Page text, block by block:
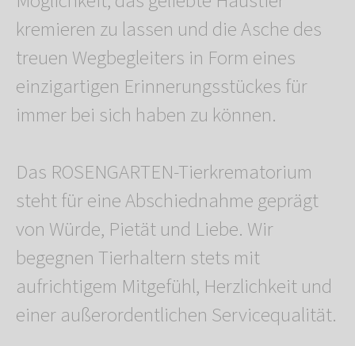
kremieren zu lassen und die Asche des
treuen Wegbegleiters in Form eines
einzigartigen Erinnerungsstückes für
immer bei sich haben zu können.
Das ROSENGARTEN-Tierkrematorium
steht für eine Abschiednahme geprägt
von Würde, Pietät und Liebe. Wir
begegnen Tierhaltern stets mit
aufrichtigem Mitgefühl, Herzlichkeit und
einer außerordentlichen Servicequalität.